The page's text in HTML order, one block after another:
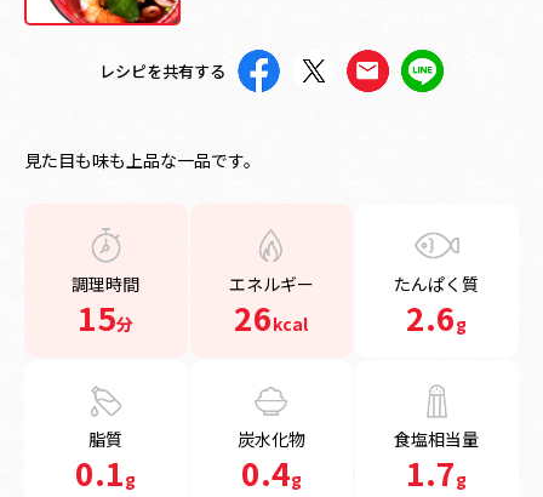
レシピを共有する
見た目も味も上品な一品です。
調理時間
15分
エネルギー
26kcal
たんぱく質
2.6g
脂質
0.1g
炭水化物
0.4g
食塩相当量
1.7g